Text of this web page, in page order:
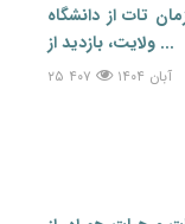
تات از دانشگاه
ولایت، بازدید از ...
۲۵ آبان ۱۴۰۴ ۴۰۷